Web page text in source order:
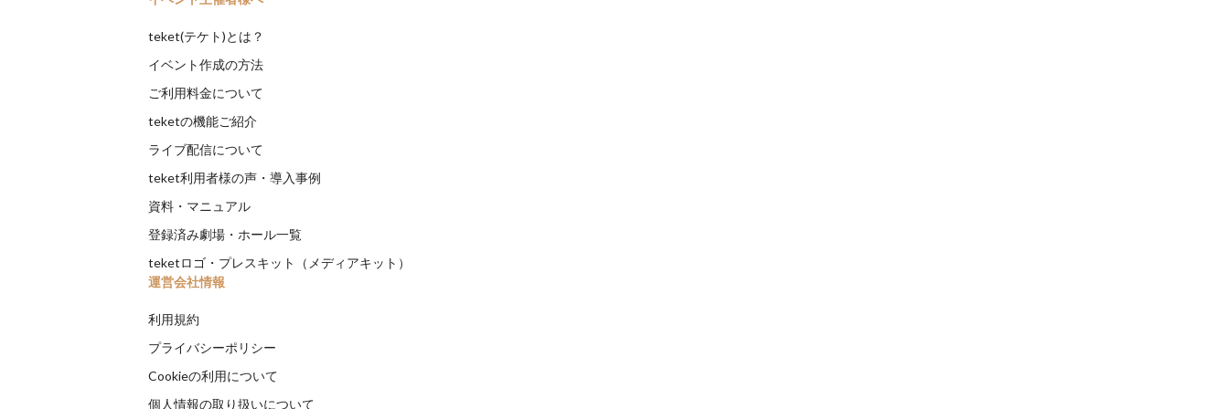
teket(テケト)とは？
イベント作成の方法
ご利用料金について
teketの機能ご紹介
ライブ配信について
teket利用者様の声・導入事例
資料・マニュアル
登録済み劇場・ホール一覧
teketロゴ・プレスキット（メディアキット）
運営会社情報
利用規約
プライバシーポリシー
Cookieの利用について
個人情報の取り扱いについて